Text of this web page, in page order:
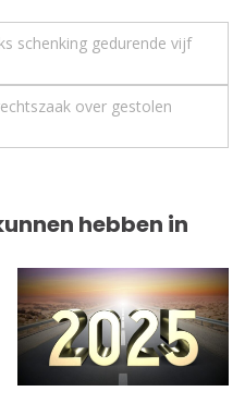
schenking gedurende vijf
over gestolen
hebben in